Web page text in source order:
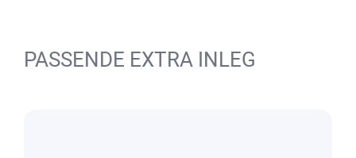
PASSENDE EXTRA INLEG